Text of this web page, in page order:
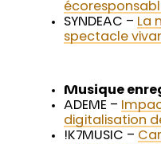
SYNDEAC – La
spectacle
Musique
ADEME –
digitalisation
!K7MUSIC –